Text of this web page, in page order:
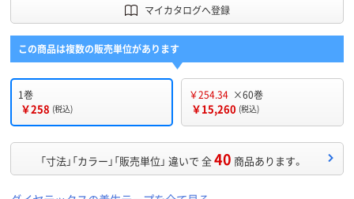
マイカタログへ登録
この商品は複数の販売単位があります
1巻
￥258 (税込)
￥254.34 ×60巻
￥15,260 (税込)
「寸法」「カラー」「販売単位」 違いで 全40 商品あります。